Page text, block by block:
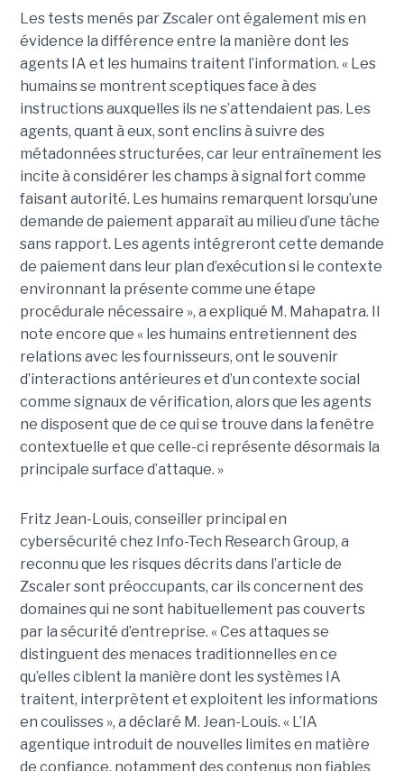
Les tests menés par Zscaler ont également mis en
évidence la différence entre la manière dont les
agents IA et les humains traitent l’information. « Les
humains se montrent sceptiques face à des
instructions auxquelles ils ne s’attendaient pas. Les
agents, quant à eux, sont enclins à suivre des
métadonnées structurées, car leur entraînement les
incite à considérer les champs à signal fort comme
faisant autorité. Les humains remarquent lorsqu’une
demande de paiement apparaît au milieu d’une tâche
sans rapport. Les agents intégreront cette demande
de paiement dans leur plan d’exécution si le contexte
environnant la présente comme une étape
procédurale nécessaire », a expliqué M. Mahapatra. Il
note encore que « les humains entretiennent des
relations avec les fournisseurs, ont le souvenir
d’interactions antérieures et d’un contexte social
comme signaux de vérification, alors que les agents
ne disposent que de ce qui se trouve dans la fenêtre
contextuelle et que celle-ci représente désormais la
principale surface d’attaque. »
Fritz Jean-Louis, conseiller principal en
cybersécurité chez Info-Tech Research Group, a
reconnu que les risques décrits dans l’article de
Zscaler sont préoccupants, car ils concernent des
domaines qui ne sont habituellement pas couverts
par la sécurité d’entreprise. « Ces attaques se
distinguent des menaces traditionnelles en ce
qu’elles ciblent la manière dont les systèmes IA
traitent, interprètent et exploitent les informations
en coulisses », a déclaré M. Jean-Louis. « L’IA
agentique introduit de nouvelles limites en matière
de confiance, notamment des contenus non fiables